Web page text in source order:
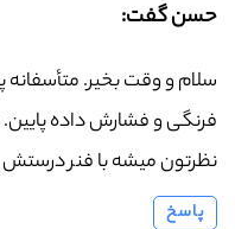
حسن گفت:
سلام و وقت بخیر. متأسفانه
فرنگی و فشارش داده
نظرتون میشه با فنر درستش
پاسخ